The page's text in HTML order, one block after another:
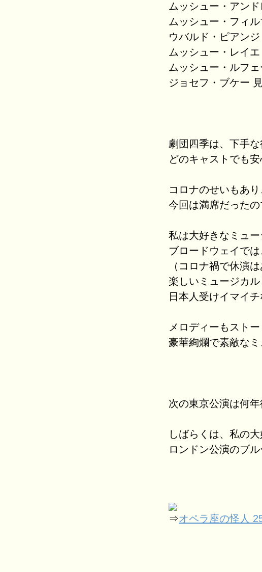
ムッシュー・アン
ムッシュー・フィ
ウバルド・ピアン
ムッシュー・レイ
ムッシュー・ルフ
ジョセフ・ブケー
劇団四季は、下手
どのキャストでも
コロナのせいもあ
今回は満席だったの
私は大好きなミュー
ブロードウェイで
（コロナ禍で休演
楽しいミュージカ
日本人受けイマイ
メロディーもストー
豪華絢爛で素敵な
次の東京公演は何
しばらくは、私の
ロンドン公演のブ
⇒オペラ座の怪人